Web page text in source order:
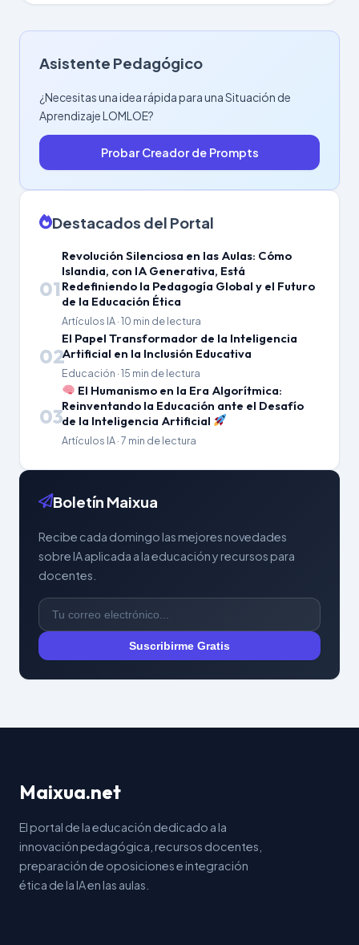
Asistente Pedagógico
¿Necesitas una idea rápida para una Situación de
Aprendizaje LOMLOE?
Probar Creador de Prompts
Destacados del Portal
01
Revolución Silenciosa en las Aulas: Cómo
Islandia, con IA Generativa, Está
Redefiniendo la Pedagogía Global y el Futuro
de la Educación Ética
Artículos IA · 10 min de lectura
02
El Papel Transformador de la Inteligencia
Artificial en la Inclusión Educativa
Educación · 15 min de lectura
03
El Humanismo en la Era Algorítmica:
Reinventando la Educación ante el Desafío
de la Inteligencia Artificial
Artículos IA · 7 min de lectura
Boletín Maixua
Recibe cada domingo las mejores novedades
sobre IA aplicada a la educación y recursos para
docentes.
Suscribirme Gratis
Maixua.net
El portal de la educación dedicado a la
innovación pedagógica, recursos docentes,
preparación de oposiciones e integración
ética de la IA en las aulas.